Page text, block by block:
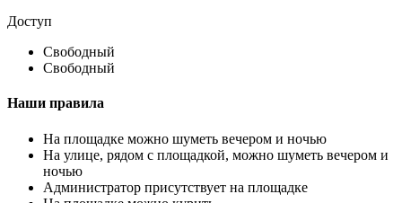
Доступ
Свободный
Свободный
Наши правила
На площадке можно шуметь вечером и ночью
На улице, рядом с площадкой, можно шуметь вечером и
ночью
Администратор присутствует на площадке